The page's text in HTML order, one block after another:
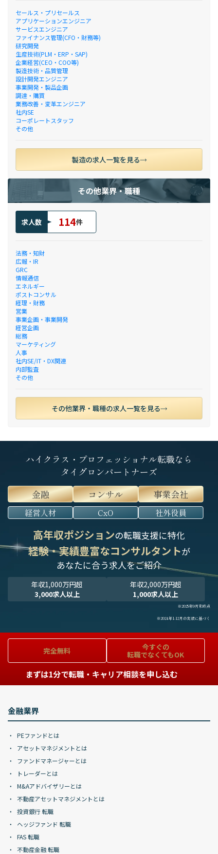
セールス・プリセールス
アプリケーションエンジニア
サービスエンジニア
ファイナンス管理(CFO・財務等)
研究開発
生産技術(PLM・ERP・SAP)
企業経営(CEO・COO等)
製造技術・品質管理
設計開発エンジニア
事業開発・製品企画
調達・購買
業務改善・変革エンジニア
社内SE
コーポレートスタッフ
その他
製造の求人一覧を見る
その他業界・職種
求人数 114件
法務・知財
広報・IR
GRC
情報通信
エネルギー
ポストコンサル
経理・財務
営業
事業企画・事業開発
経営企画
総務
マーケティング
人事
社内SE/IT・DX関連
内部監査
その他
その他業界・職種の求人一覧を見る
ハイクラス・プロフェッショナル転職なら
タイグロンパートナーズ
金融
コンサル 事業会社
経営人材 CxO 社外役員
高年収ポジションの転職支援に特化
経験・実績豊富なコンサルタントが
あなたに合う求人をご紹介
年収1,000万円超
3,000求人以上
年収2,000万円超
1,000求人以上
※2025年9月末時点
※2024年1-12月の実績に基づく
完全無料
今すぐの
転職でなくてもOK
まずは1分で転職・キャリア相談を申し込む
金融業界
PEファンドとは
アセットマネジメントとは
ファンドマネージャーとは
トレーダーとは
M&Aアドバイザリーとは
不動産アセットマネジメントとは
投資銀行 転職
ヘッジファンド 転職
FAS 転職
不動産金融 転職